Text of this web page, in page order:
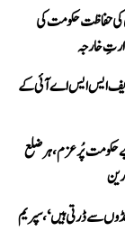
کی حفاظت حکومت کی
ایف ایس ایس اے آئی کے
حکومت پُرعزم، ہر ضلع
سے ڈرتی ہیں‘، سپریم